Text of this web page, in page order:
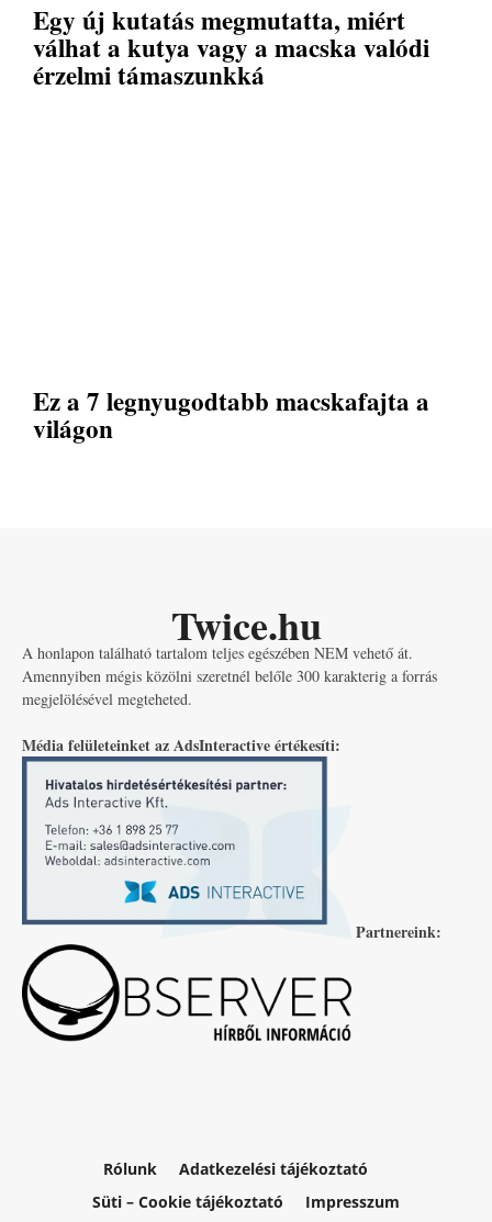
Egy új kutatás megmutatta, miért
válhat a kutya vagy a macska valódi
érzelmi támaszunkká
Ez a 7 legnyugodtabb macskafajta a
világon
Twice.hu
A honlapon található tartalom teljes egészében NEM vehető át.
Amennyiben mégis közölni szeretnél belőle 300 karakterig a forrás
megjelölésével megteheted.
Média felületeinket az AdsInteractive értékesíti:
Partnereink:
Rólunk
Adatkezelési tájékoztató
Süti – Cookie tájékoztató
Impresszum